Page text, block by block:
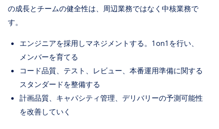
の成長とチームの健全性は、周辺業務ではなく中核業務で
す。
エンジニアを採用しマネジメントする。1on1を行い、
メンバーを育てる
コード品質、テスト、レビュー、本番運用準備に関する
スタンダードを整備する
計画品質、キャパシティ管理、デリバリーの予測可能性
を改善していく